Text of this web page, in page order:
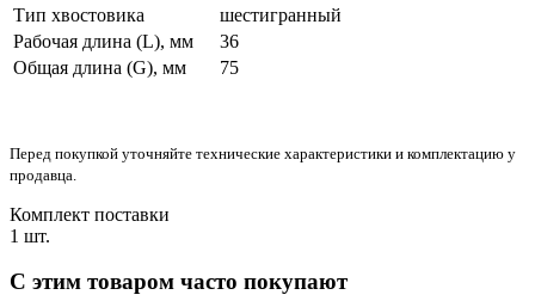
Тип хвостовика
шестигранный
Рабочая длина (L), мм
36
Общая длина (G), мм
75
Перед покупкой уточняйте технические характеристики и комплектацию у
продавца.
Комплект поставки
1 шт.
С этим товаром часто покупают